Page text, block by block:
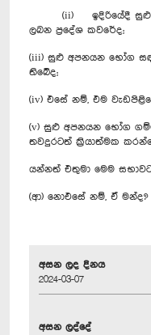
(ii) ඉදිරියේදී සුළු
ලබන ප්‍රදේශ කවරේද;
(iii) සුළු අපනයන භෝග
තිබේද;
(iv) එසේ නම්, එම
(v) සුළු අපනයන භෝග
තවදුරටත් ක්‍රියාත්මක
යන්නත් එතුමා මෙම
(ආ) නොඑසේ නම්, ඒ මන්ද?
අසන ලද දිනය
2024-03-07
අසන ලද්දේ